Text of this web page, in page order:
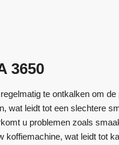
3650
te ontkalken om
wat leidt tot een slechtere
u problemen zoals
koffiemachine, wat leidt tot